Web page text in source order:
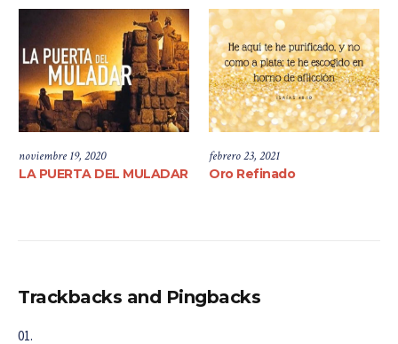
noviembre 19, 2020
LA PUERTA DEL MULADAR
febrero 23, 2021
Oro Refinado
Trackbacks and Pingbacks